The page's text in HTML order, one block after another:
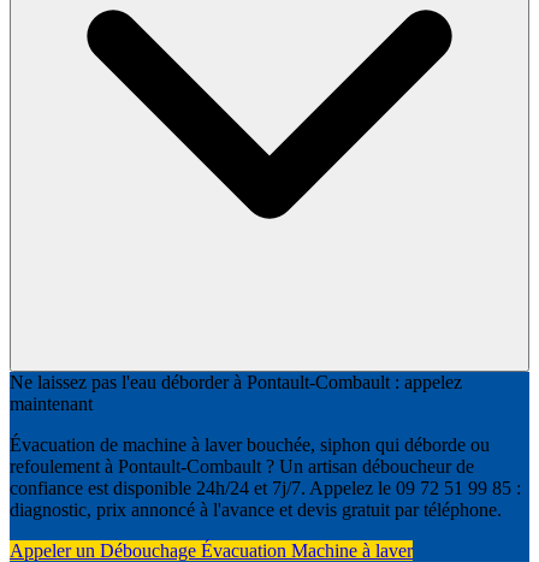
Ne laissez pas l'eau déborder à Pontault-Combault : appelez
maintenant
Évacuation de machine à laver bouchée, siphon qui déborde ou
refoulement à Pontault-Combault ? Un artisan déboucheur de
confiance est disponible 24h/24 et 7j/7. Appelez le 09 72 51 99 85 :
diagnostic, prix annoncé à l'avance et devis gratuit par téléphone.
Appeler un Débouchage Évacuation Machine à laver